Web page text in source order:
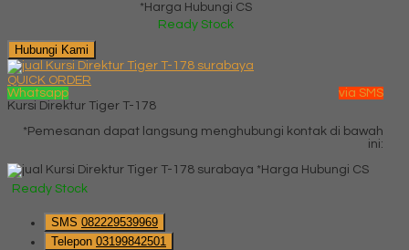
*Harga Hubungi CS
Ready Stock
Hubungi Kami
QUICK ORDER
Whatsapp
via SMS
Kursi Direktur Tiger T-178
*Pemesanan dapat langsung menghubungi kontak di bawah
ini:
*Harga Hubungi CS
Ready Stock
SMS 082229539969
Telepon 03199842501